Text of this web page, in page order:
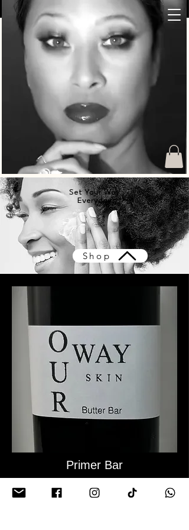
Set Your Way
Everyday
Shop
Primer Bar